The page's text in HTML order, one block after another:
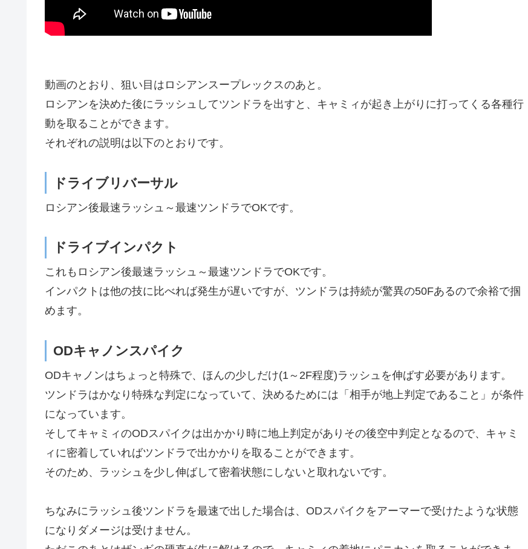
動画のとおり、狙い目はロシアンスープレックスのあと。
ロシアンを決めた後にラッシュしてツンドラを出すと、キャミィが起き上がりに打ってくる各種行
動を取ることができます。
それぞれの説明は以下のとおりです。
ドライブリバーサル
ロシアン後最速ラッシュ～最速ツンドラでOKです。
ドライブインパクト
これもロシアン後最速ラッシュ～最速ツンドラでOKです。
インパクトは他の技に比べれば発生が遅いですが、ツンドラは持続が驚異の50Fあるので余裕で掴
めます。
ODキャノンスパイク
ODキャノンはちょっと特殊で、ほんの少しだけ(1～2F程度)ラッシュを伸ばす必要があります。
ツンドラはかなり特殊な判定になっていて、決めるためには「相手が地上判定であること」が条件
になっています。
そしてキャミィのODスパイクは出かかり時に地上判定がありその後空中判定となるので、キャミ
ィに密着していればツンドラで出かかりを取ることができます。
そのため、ラッシュを少し伸ばして密着状態にしないと取れないです。
ちなみにラッシュ後ツンドラを最速で出した場合は、ODスパイクをアーマーで受けたような状態
になりダメージは受けません。